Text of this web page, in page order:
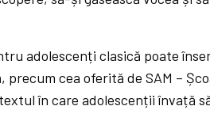
adolescenți clasică poate
cea oferită de SAM –
în care adolescenții învață